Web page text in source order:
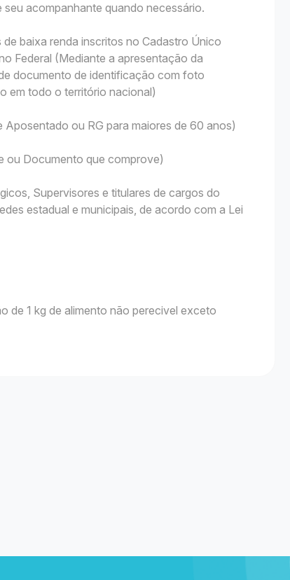
acompanhante quando necessário.
baixa renda inscritos no Cadastro Único
Federal (Mediante a apresentação da
documento de identificação com foto
em todo o território nacional)
ou RG para maiores de 60 anos)
ou Documento que comprove)
Supervisores e titulares de cargos do
estadual e municipais, de acordo com a Lei
de 1 kg de alimento não perecivel exceto